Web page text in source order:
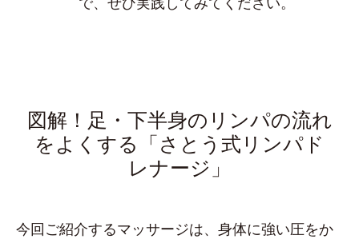
図解！足・下半身のリンパの流れ
をよくする「さとう式リンパド
レナージ」
今回ご紹介するマッサージは、身体に強い圧をか